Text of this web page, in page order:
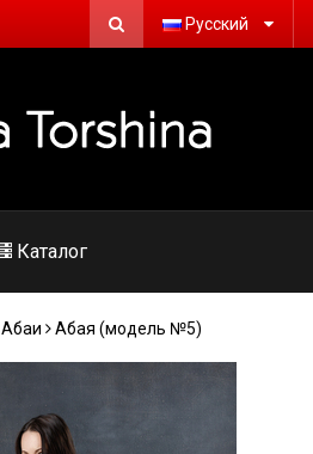
Русский
Каталог
Абаи Абая (модель №5)